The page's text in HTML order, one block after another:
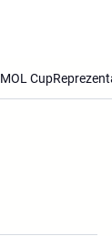
MOL Cup